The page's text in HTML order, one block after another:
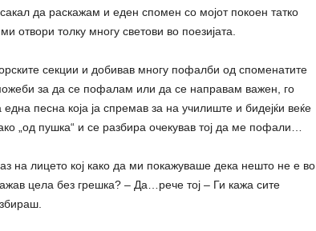
да раскажам и еден спомен со мојот покоен татко
отвори толку многу светови во поезијата.
секции и добивав многу пофалби од споменатите
за да се пофалам или да се направам важен, го
песна која ја спремав за на училиште и бидејќи веќе
„од пушка“ и се разбира очекував тој да ме пофали…
на лицето кој како да ми покажуваше дека нешто не е во
цела без грешка? – Да…рече тој – Ги кажа сите